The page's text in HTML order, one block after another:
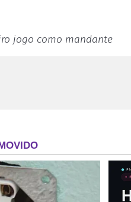
jogo como mandante